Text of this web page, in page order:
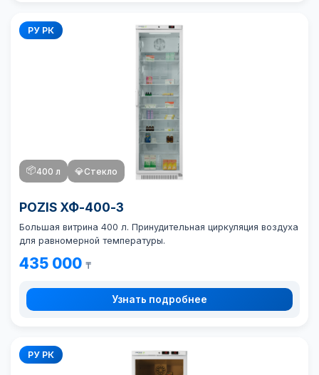
РУ РК
📦400 л 💎Стекло
POZIS ХФ-400-3
Большая витрина 400 л. Принудительная циркуляция воздуха
для равномерной температуры.
435 000 ₸
Узнать подробнее
РУ РК